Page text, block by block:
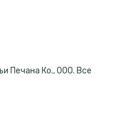
Печана Ко., ООО. Все